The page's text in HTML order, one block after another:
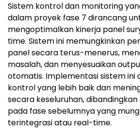
Sistem kontrol dan monitoring
dalam proyek fase 7 dirancang
mengoptimalkan kinerja panel
time. Sistem ini memungkinkan
panel secara terus-menerus,
masalah, dan menyesuaikan
otomatis. Implementasi sistem ini
kontrol yang lebih baik dan
secara keseluruhan,
pada fase sebelumnya yang
terintegrasi atau real-time.